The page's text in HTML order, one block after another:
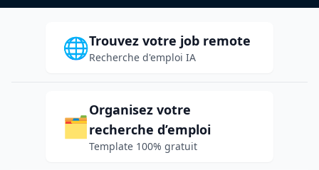
🌐Trouvez votre job remote
Recherche d'emploi IA
🗂️
Organisez votre
recherche d’emploi
Template 100% gratuit